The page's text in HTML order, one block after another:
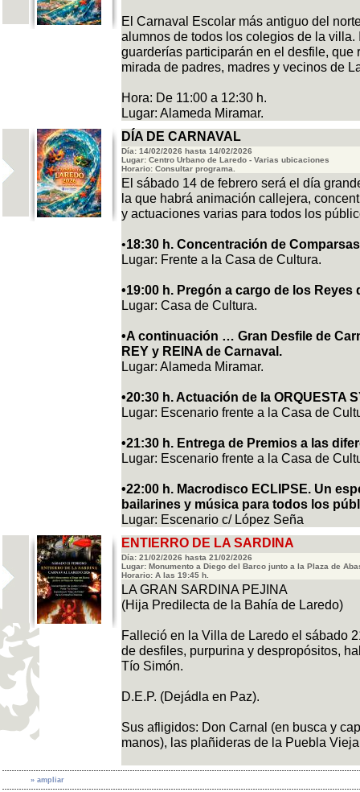
El Carnaval Escolar más antiguo del
alumnos de todos los colegios de la
guarderías participarán en el desfile, que
mirada de padres, madres y vecinos de
Hora: De 11:00 a 12:30 h.
Lugar: Alameda Miramar.
DÍA DE CARNAVAL
Día: 14/02/2026 hasta 14/02/2026
Lugar: Centro Urbano de Laredo - Varias ubicaciones
Horario: Consultar programa.
El sábado 14 de febrero será el día
la que habrá animación callejera,
y actuaciones varias para todos los
•18:30 h. Concentración de
Lugar: Frente a la Casa de Cultura.
•19:00 h. Pregón a cargo de los
Lugar: Casa de Cultura.
•A continuación … Gran Desfile de
REY y REINA de Carnaval.
Lugar: Alameda Miramar.
•20:30 h. Actuación de la ORQUESTA
Lugar: Escenario frente a la Casa de
•21:30 h. Entrega de Premios a las
Lugar: Escenario frente a la Casa de
•22:00 h. Macrodisco ECLIPSE. Un
bailarines y música para todos los
Lugar: Escenario c/ López Seña
ENTIERRO DE LA SARDINA
Día: 21/02/2026 hasta 21/02/2026
Lugar: Monumento a Diego del Barco junto a la Plaza de
Horario: A las 19:45 h.
LA GRAN SARDINA PEJINA
(Hija Predilecta de la Bahía de Laredo)
Falleció en la Villa de Laredo el sábado
de desfiles, purpurina y despropósitos,
Tío Simón.
D.E.P. (Dejádla en Paz).
Sus afligidos: Don Carnal (en busca y
manos), las plañideras de la Puebla
» ampliar